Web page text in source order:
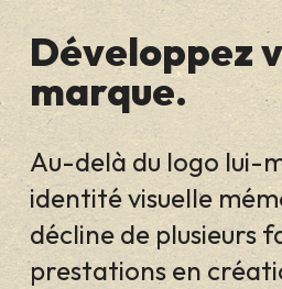
Développez
marque.
Au-delà du logo lui-
identité visuelle
décline de plusieurs
prestations en